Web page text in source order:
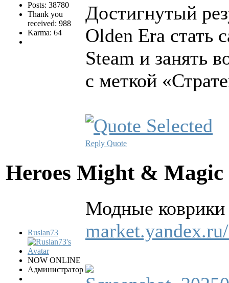
Posts: 38780
Thank you
received: 988
Karma: 64
Достигнутый
Olden Era стать
Steam и занять
с меткой
Reply Quote
Heroes Might &
Ruslan73
NOW ONLINE
Администратор
Модные коврики